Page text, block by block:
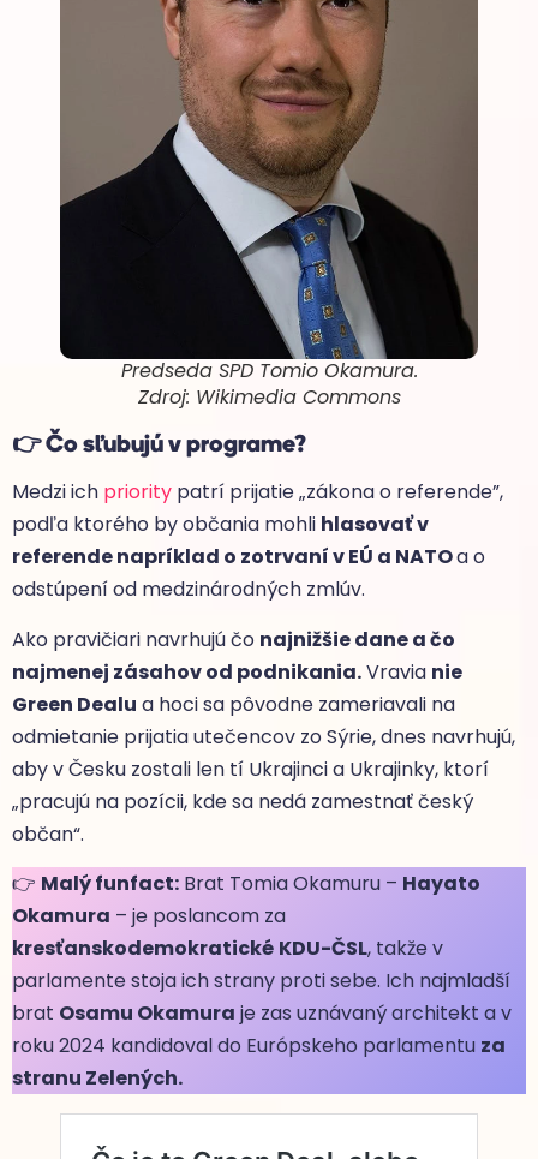
Predseda SPD Tomio Okamura.
Zdroj: Wikimedia Commons
👉 Čo sľubujú v programe?
Medzi ich priority patrí prijatie „zákona o referende”,
podľa ktorého by občania mohli hlasovať v
referende napríklad o zotrvaní v EÚ a NATOa o
odstúpení od medzinárodných zmlúv.
Ako pravičiari navrhujú čo najnižšie dane a čo
najmenej zásahov od podnikania.Vravia nie
Green Dealu a hoci sa pôvodne zameriavali na
odmietanie prijatia utečencov zo Sýrie, dnes navrhujú,
aby v Česku zostali len tí Ukrajinci a Ukrajinky, ktorí
„pracujú na pozícii, kde sa nedá zamestnať český
občan“.
👉 Malý funfact: Brat Tomia Okamuru – Hayato
Okamura – je poslancom za
kresťanskodemokratické KDU-ČSL, takže v
parlamente stoja ich strany proti sebe. Ich najmladší
brat Osamu Okamura je zas uznávaný architekt a v
roku 2024 kandidoval do Európskeho parlamentu za
stranu Zelených.